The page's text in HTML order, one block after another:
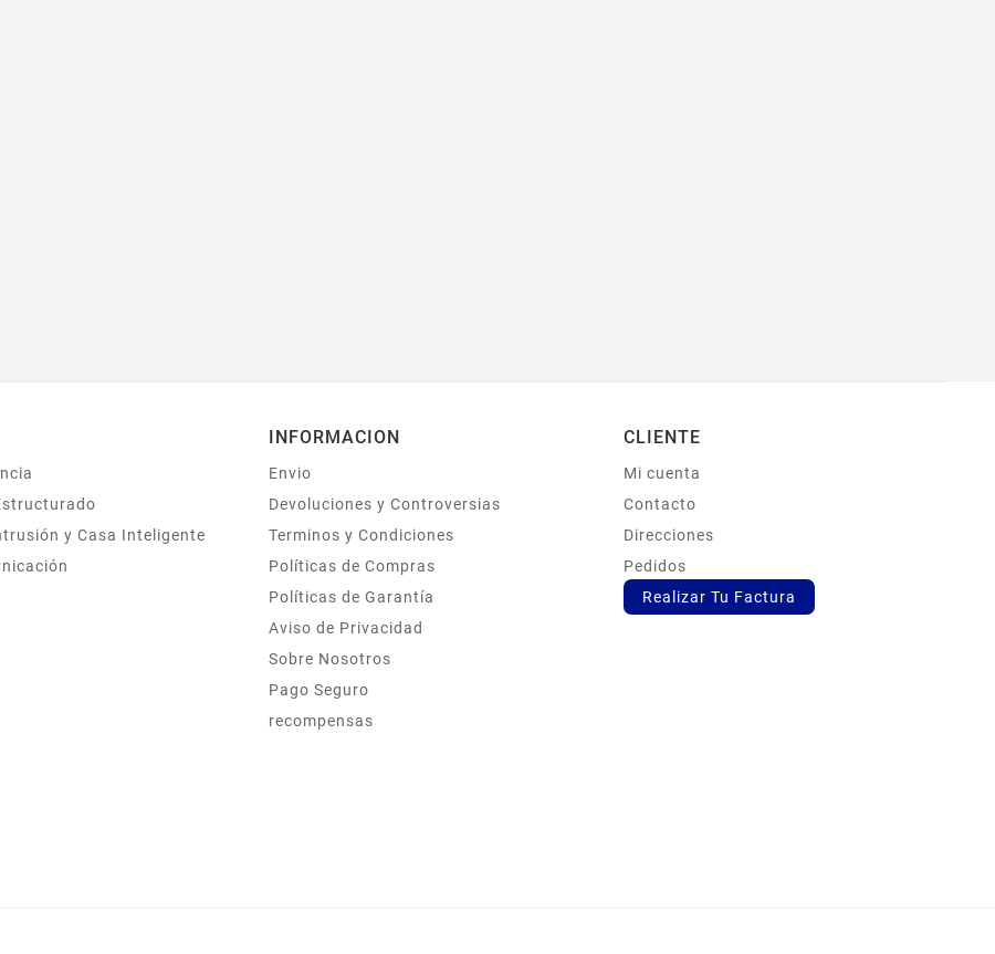
y Casa Inteligente
INFORMACION
Envio
Devoluciones y Controversias
Terminos y Condiciones
Políticas de Compras
Políticas de Garantía
Aviso de Privacidad
Sobre Nosotros
Pago Seguro
recompensas
CLIENTE
Mi cuenta
Contacto
Direcciones
Pedidos
Realizar Tu Factura